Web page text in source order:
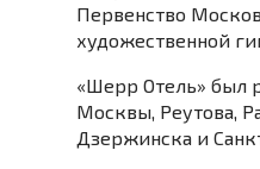
Первенство
художественной
«Шерр Отель» был
Москвы, Реутова,
Дзержинска и